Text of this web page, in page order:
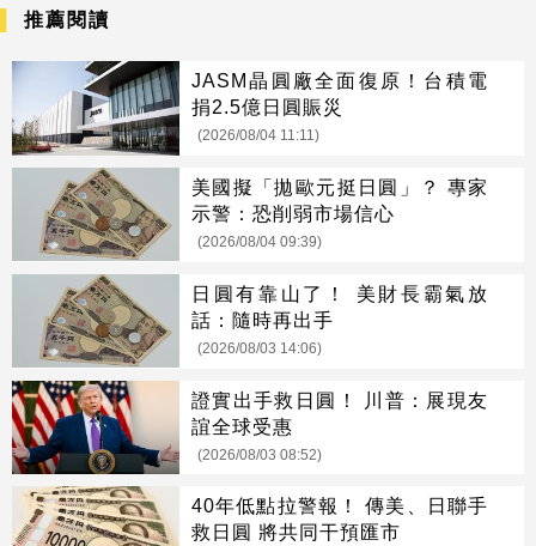
推薦閱讀
JASM晶圓廠全面復原！台積電
捐2.5億日圓賑災
(2026/08/04 11:11)
美國擬「拋歐元挺日圓」？ 專家
示警：恐削弱市場信心
(2026/08/04 09:39)
日圓有靠山了！ 美財長霸氣放
話：隨時再出手
(2026/08/03 14:06)
證實出手救日圓！ 川普：展現友
誼全球受惠
(2026/08/03 08:52)
40年低點拉警報！ 傳美、日聯手
救日圓 將共同干預匯市